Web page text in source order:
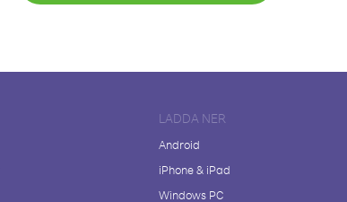
LADDA NER
Android
iPhone & iPad
Windows PC